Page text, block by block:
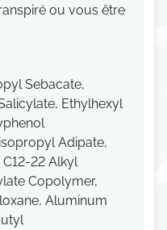
ou vous être
Sebacate,
Ethylhexyl
Adipate,
22 Alkyl
Copolymer,
Aluminum